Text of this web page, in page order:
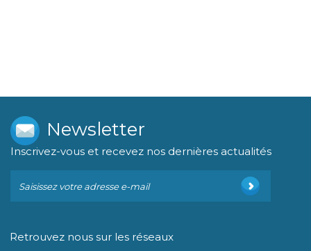
Newsletter
Inscrivez-vous et recevez nos dernières actualités
Retrouvez nous sur les réseaux